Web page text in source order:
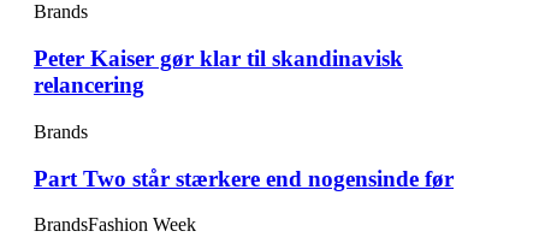
Brands
Peter Kaiser gør klar til skandinavisk
relancering
Brands
Part Two står stærkere end nogensinde før
BrandsFashion Week